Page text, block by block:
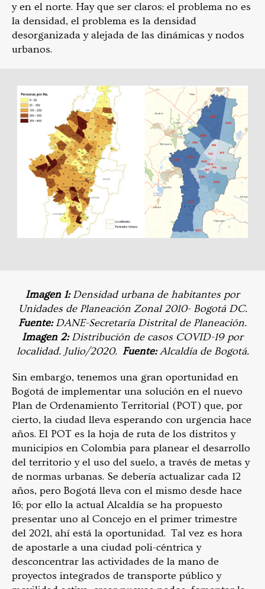
y en el norte. Hay que ser claros: el problema no es
la densidad, el problema es la densidad
desorganizada y alejada de las dinámicas y nodos
urbanos.
Imagen 1: Densidad urbana de habitantes por
Unidades de Planeación Zonal 2010- Bogotá DC.
Fuente:DANE-Secretaría Distrital de Planeación.
Imagen 2: Distribución de casos COVID-19 por
localidad. Julio/2020. Fuente:Alcaldía de Bogotá.
Sin embargo, tenemos una gran oportunidad en
Bogotá de implementar una solución en el nuevo
Plan de Ordenamiento Territorial (POT) que, por
cierto, la ciudad lleva esperando con urgencia hace
años. El POT es la hoja de ruta de los distritos y
municipios en Colombia para planear el desarrollo
del territorio y el uso del suelo, a través de metas y
de normas urbanas. Se debería actualizar cada 12
años, pero Bogotá lleva con el mismo desde hace
16; por ello la actual Alcaldía se ha propuesto
presentar uno al Concejo en el primer trimestre
del 2021, ahí está la oportunidad. Tal vez es hora
de apostarle a una ciudad poli-céntrica y
desconcentrar las actividades de la mano de
proyectos integrados de transporte público y